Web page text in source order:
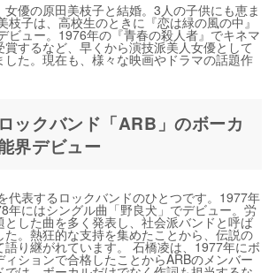
優の原田美枝子と結婚。3人の子供にも恵ま
枝子は、高校生のときに『恋は緑の風の中』
ビュー。1976年の『青春の殺人者』でキネマ
するなど、早くから演技派美人女優として
た。現在も、様々な映画やドラマの話題作
ックバンド「ARB」のボーカ
界デビュー
代表するロックバンドのひとつです。1977年
年にはシングル曲「野良犬」でデビュー。労
した曲を多く発表し、社会派バンドと呼ば
。熱狂的な支持を集めたことから、伝説の
語り継がれています。 石橋凌は、1977年にボ
ィションで合格したことからARBのメンバー